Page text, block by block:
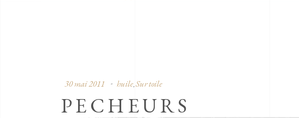
30 mai 2011 huile, Sur toile
PECHEURS